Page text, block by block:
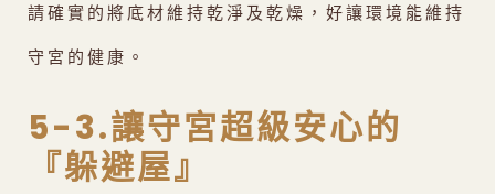
請確實的將底材維持乾淨及乾燥，好讓環境能維持
守宮的健康。
5-3.讓守宮超級安心的
『躲避屋』